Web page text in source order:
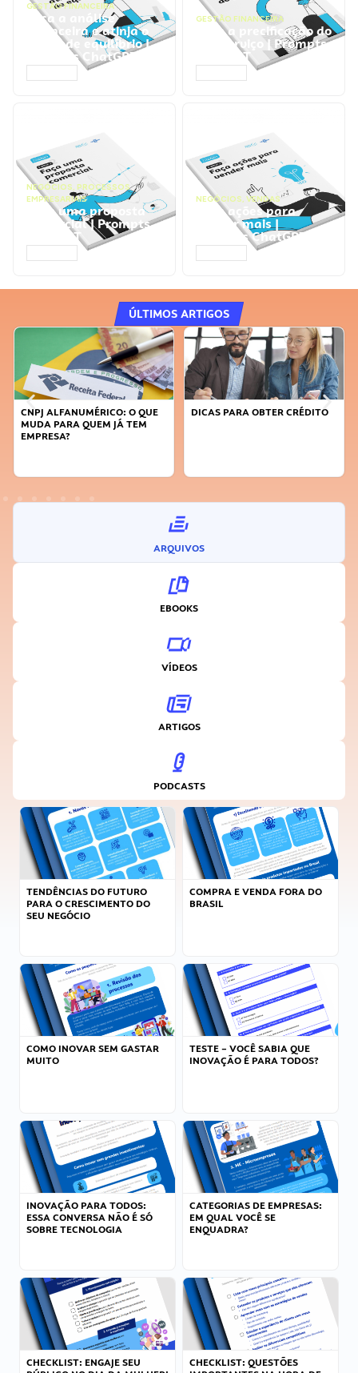
GESTÃO FINANCEIRA
Faça a análise
financeira e atinja o
ponto de equilíbrio |
Prompts ChatGPT
GESTÃO FINANCEIRA
Faça a precificação do
seu serviço | Prompts
ChatGPT
NEGÓCIOS, PROCESSOS
EMPRESARIAIS
Faça uma proposta
comercial | Prompts
ChatGPT
NEGÓCIOS, VENDAS
Faça ações para
vender mais |
Prompts ChatGPT
ÚLTIMOS ARTIGOS
CNPJ ALFANUMÉRICO: O QUE
MUDA PARA QUEM JÁ TEM
EMPRESA?
DICAS PARA OBTER CRÉDITO
ARQUIVOS
EBOOKS
VÍDEOS
ARTIGOS
PODCASTS
TENDÊNCIAS DO FUTURO
PARA O CRESCIMENTO DO
SEU NEGÓCIO
COMPRA E VENDA FORA DO
BRASIL
COMO INOVAR SEM GASTAR
MUITO
TESTE – VOCÊ SABIA QUE
INOVAÇÃO É PARA TODOS?
INOVAÇÃO PARA TODOS:
ESSA CONVERSA NÃO É SÓ
SOBRE TECNOLOGIA
CATEGORIAS DE EMPRESAS:
EM QUAL VOCÊ SE
ENQUADRA?
CHECKLIST: ENGAJE SEU
CHECKLIST: QUESTÕES